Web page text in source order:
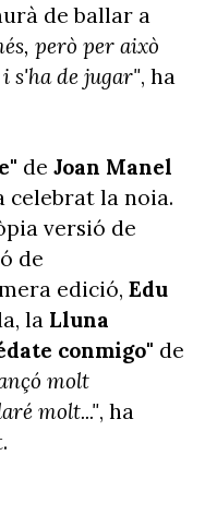
de ballar a
però per això
s'ha de jugar", ha
de Joan Manel
celebrat la noia.
versió de
de
edició, Edu
la Lluna
conmigo" de
molt
molt...", ha